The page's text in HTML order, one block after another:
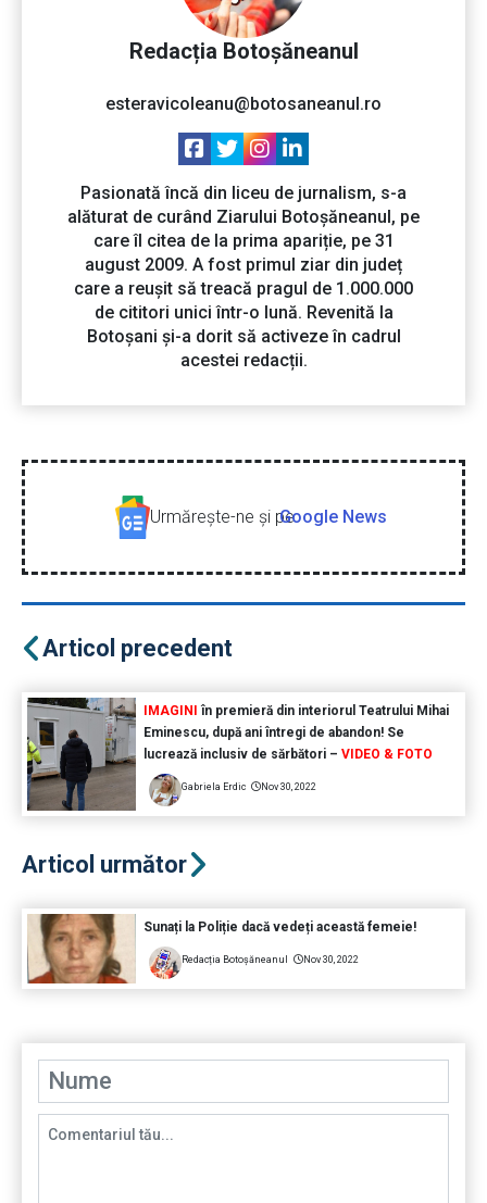
Redacția Botoșăneanul
esteravicoleanu@botosaneanul.ro
Pasionată încă din liceu de jurnalism, s-a
alăturat de curând Ziarului Botoșăneanul, pe
care îl citea de la prima apariție, pe 31
august 2009. A fost primul ziar din județ
care a reușit să treacă pragul de 1.000.000
de cititori unici într-o lună. Revenită la
Botoșani și-a dorit să activeze în cadrul
acestei redacții.
Urmăreşte-ne şi peGoogle News
Articol precedent
IMAGINI în premieră din interiorul Teatrului Mihai
Eminescu, după ani întregi de abandon! Se
lucrează inclusiv de sărbători – VIDEO & FOTO
Gabriela Erdic Nov 30, 2022
Articol următor
Sunați la Poliție dacă vedeți această femeie!
Redacția Botoșăneanul Nov 30, 2022